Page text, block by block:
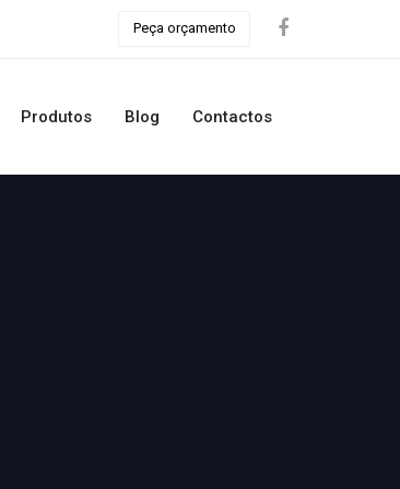
Peça orçamento
Produtos Blog Contactos